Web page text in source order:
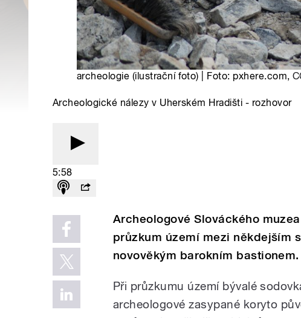
archeologie (ilustrační foto) | Foto: pxhere.com,
Archeologické nálezy v Uherském Hradišti - rozhovor
5:58
Archeologové Slováckého
průzkum území mezi někdejším
novověkým barokním bastionem.
Při průzkumu území bývalé
archeologové zasypané koryto